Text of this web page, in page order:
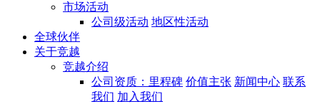
市场活动
公司级活动 地区性活动
全球伙伴
关于竞越
竞越介绍
公司资质：里程碑 价值主张 新闻中心 联系
我们 加入我们